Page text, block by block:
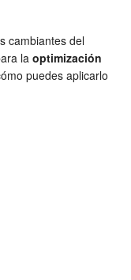
cambiantes del
la optimización
puedes aplicarlo